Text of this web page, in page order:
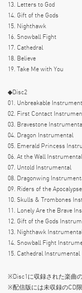
13. Letters to God
14. Gift of the Gods
15. Nighthawk
16. Snowball Fight
17. Cathedral
18. Believe
19. Take Me with You
◆Disc2
01. Unbreakable
02. First Contact
03. Bravestone
04. Dragon Instrumental
05. Emerald Princess
06. At the Wall Instrumental
07. Untold Instrumental
08. Dragonwing
09. Riders of the
10. Skulls & Trombones
11. Lonely Are the Brave
12. Gift of the Gods
13. Nighthawk
14. Snowball Fight
15. Cathedral Instrumental
※Disc1に収録された楽曲
※配信版には未収録のCD